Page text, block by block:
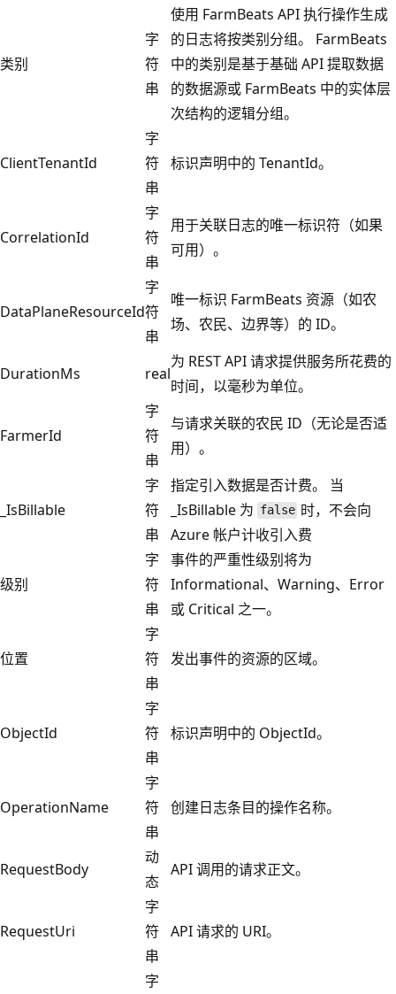
类别
字
符
串
使用 FarmBeats API 执行操作生成
的日志将按类别分组。 FarmBeats
中的类别是基于基础 API 提取数据
的数据源或 FarmBeats 中的实体层
次结构的逻辑分组。
ClientTenantId
字
符
串
标识声明中的 TenantId。
CorrelationId
字
符
串
用于关联日志的唯一标识符（如果
可用）。
DataPlaneResourceId
字
符
串
唯一标识 FarmBeats 资源（如农
场、农民、边界等）的 ID。
DurationMs real
为 REST API 请求提供服务所花费的
时间，以毫秒为单位。
FarmerId
字
符
串
与请求关联的农民 ID（无论是否适
用）。
_IsBillable
字
符
串
指定引入数据是否计费。 当
_IsBillable 为 false 时，不会向
Azure 帐户计收引入费
级别
字
符
串
事件的严重性级别将为
Informational、Warning、Error
或 Critical 之一。
位置
字
符
串
发出事件的资源的区域。
ObjectId
字
符
串
标识声明中的 ObjectId。
OperationName
字
符
串
创建日志条目的操作名称。
RequestBody
动
态
API 调用的请求正文。
RequestUri
字
符
串
API 请求的 URI。
字